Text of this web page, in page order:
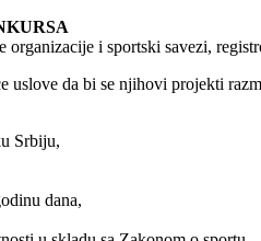
i sportski savezi,
uslove da bi se njihovi projekti
Srbiju,
dana,